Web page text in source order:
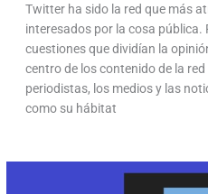
Twitter ha sido la red que más
interesados por la cosa pública.
cuestiones que dividían la
centro de los contenido de la
periodistas, los medios y las
como su hábitat